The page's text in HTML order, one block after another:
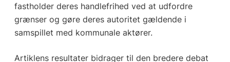
fastholder deres handlefrihed ved at udfordre
grænser og gøre deres autoritet gældende i
samspillet med kommunale aktører.
Artiklens resultater bidrager til den bredere debat